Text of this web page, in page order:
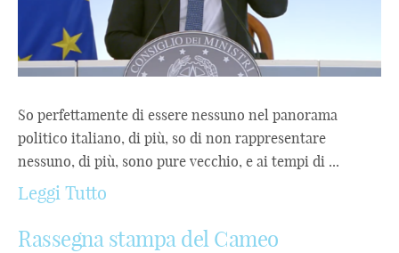
So perfettamente di essere nessuno nel panorama
politico italiano, di più, so di non rappresentare
nessuno, di più, sono pure vecchio, e ai tempi di ...
Leggi Tutto
Rassegna stampa del Cameo